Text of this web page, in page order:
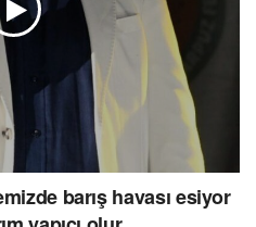
barış havası esiyor